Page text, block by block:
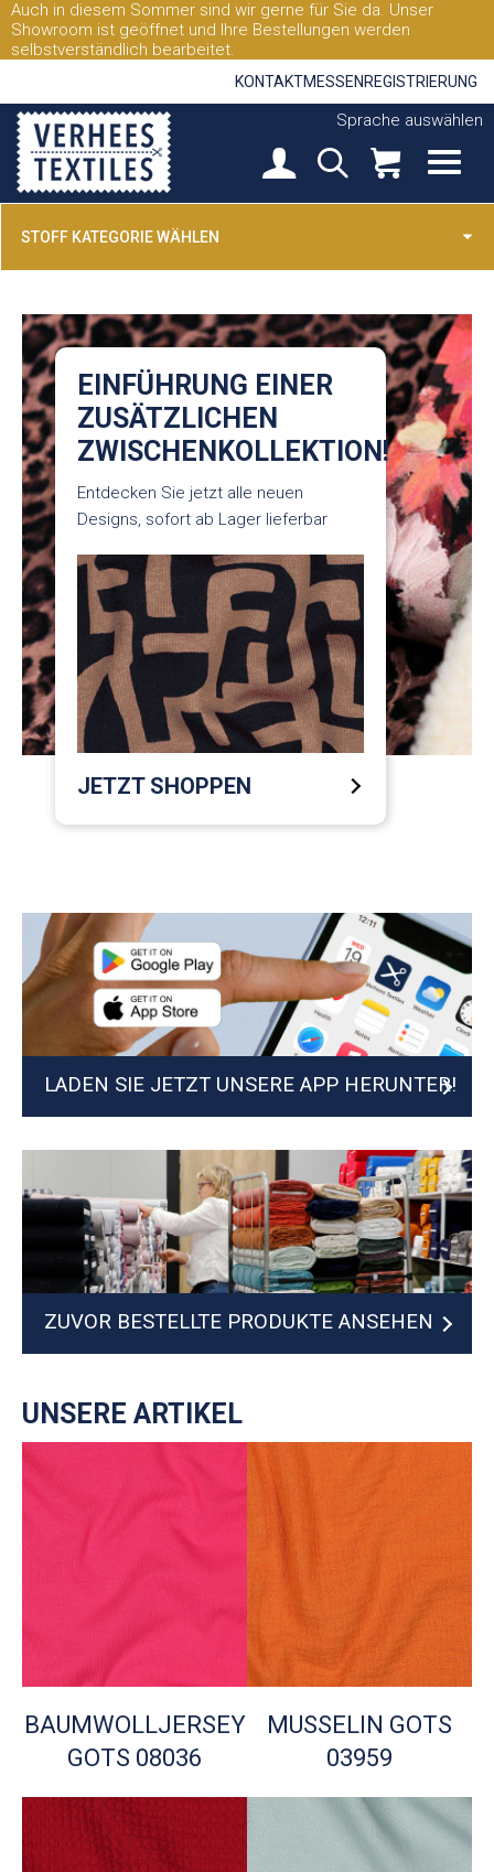
Auch in diesem Sommer sind wir gerne für Sie da. Unser
Showroom ist geöffnet und Ihre Bestellungen werden
selbstverständlich bearbeitet.
KONTAKTMESSEN REGISTRIERUNG
Sprache auswählen
STOFF KATEGORIE WÄHLEN
EINFÜHRUNG EINER
ZUSÄTZLICHEN
ZWISCHENKOLLEKTION!
Entdecken Sie jetzt alle neuen
Designs, sofort ab Lager lieferbar
JETZT SHOPPEN
LADEN SIE JETZT UNSERE APP HERUNTER!
ZUVOR BESTELLTE PRODUKTE ANSEHEN
UNSERE ARTIKEL
BAUMWOLLJERSEY
GOTS 08036
MUSSELIN GOTS
03959